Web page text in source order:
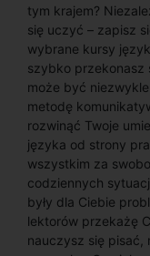
tym krajem?
się uczyć – zapisz
wybrane kursy
szybko przekonasz
może być
metodę
rozwinąć Twoje
języka od strony
wszystkim za
codziennych
były dla Ciebie
lektorów przekażę
nauczysz się